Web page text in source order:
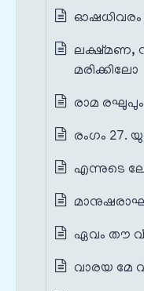
ലക്ഷ്മണ,
മരിക്കിലോ
രാമ
രംഗം 27.
എന്നുടെ
ഏവം തൗ
വാരയ മേ